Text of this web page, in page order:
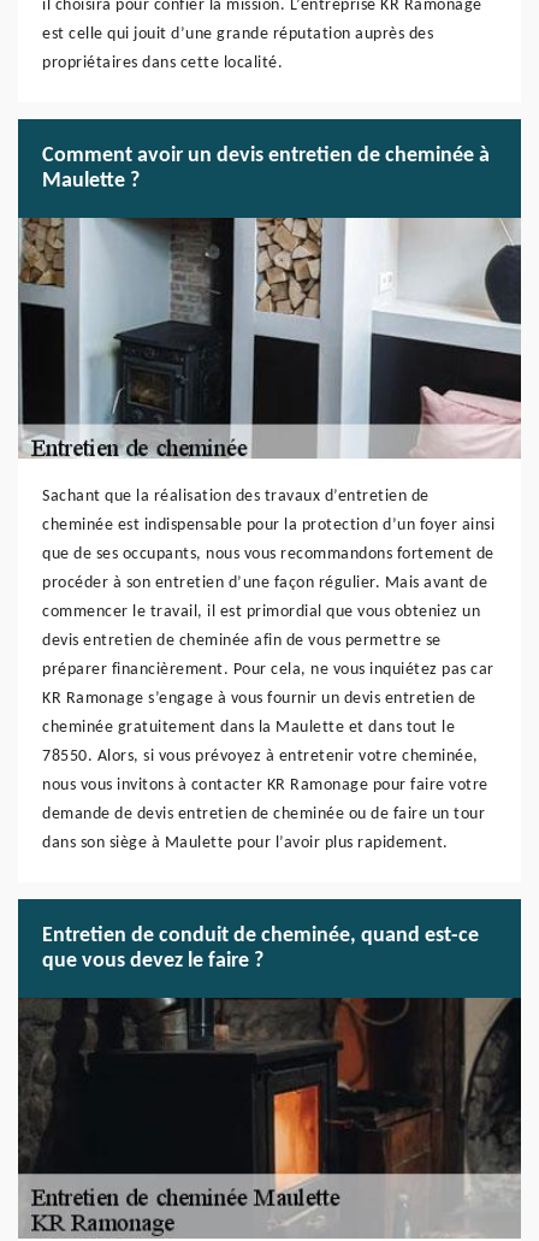
il choisira pour confier la mission. L’entreprise KR Ramonage
est celle qui jouit d’une grande réputation auprès des
propriétaires dans cette localité.
Comment avoir un devis entretien de cheminée à
Maulette ?
Sachant que la réalisation des travaux d’entretien de
cheminée est indispensable pour la protection d’un foyer ainsi
que de ses occupants, nous vous recommandons fortement de
procéder à son entretien d’une façon régulier. Mais avant de
commencer le travail, il est primordial que vous obteniez un
devis entretien de cheminée afin de vous permettre se
préparer financièrement. Pour cela, ne vous inquiétez pas car
KR Ramonage s’engage à vous fournir un devis entretien de
cheminée gratuitement dans la Maulette et dans tout le
78550. Alors, si vous prévoyez à entretenir votre cheminée,
nous vous invitons à contacter KR Ramonage pour faire votre
demande de devis entretien de cheminée ou de faire un tour
dans son siège à Maulette pour l’avoir plus rapidement.
Entretien de conduit de cheminée, quand est-ce
que vous devez le faire ?